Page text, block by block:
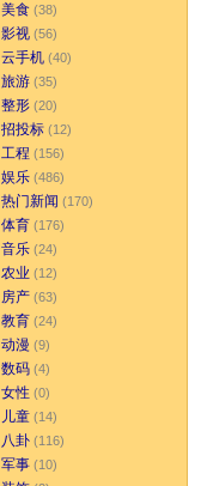
美食 (38)
影视 (56)
云手机 (40)
旅游 (35)
整形 (20)
招投标 (12)
工程 (156)
娱乐 (486)
热门新闻 (170)
体育 (176)
音乐 (24)
农业 (12)
房产 (63)
教育 (24)
动漫 (9)
数码 (4)
女性 (0)
儿童 (14)
八卦 (116)
军事 (10)